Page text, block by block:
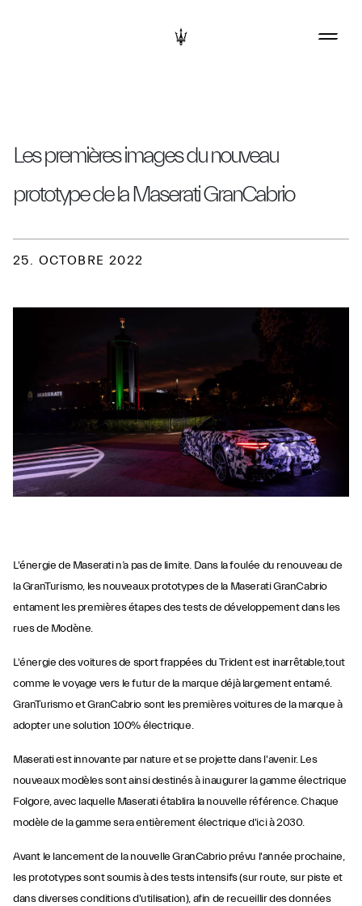
Les premières images du nouveau
prototype de la Maserati GranCabrio
25. OCTOBRE 2022
L'énergie de Maserati n’a pas de limite. Dans la foulée du renouveau de
la GranTurismo, les nouveaux prototypes de la Maserati GranCabrio
entament les premières étapes des tests de développement dans les
rues de Modène.
L'énergie des voitures de sport frappées du Trident est inarrêtable, tout
comme le voyage vers le futur de la marque déjà largement entamé.
GranTurismo et GranCabrio sont les premières voitures de la marque à
adopter une solution 100% électrique.
Maserati est innovante par nature et se projette dans l'avenir. Les
nouveaux modèles sont ainsi destinés à inaugurer la gamme électrique
Folgore, avec laquelle Maserati établira la nouvelle référence. Chaque
modèle de la gamme sera entièrement électrique d'ici à 2030.
Avant le lancement de la nouvelle GranCabrio prévu l'année prochaine,
les prototypes sont soumis à des tests intensifs (sur route, sur piste et
dans diverses conditions d'utilisation), afin de recueillir des données